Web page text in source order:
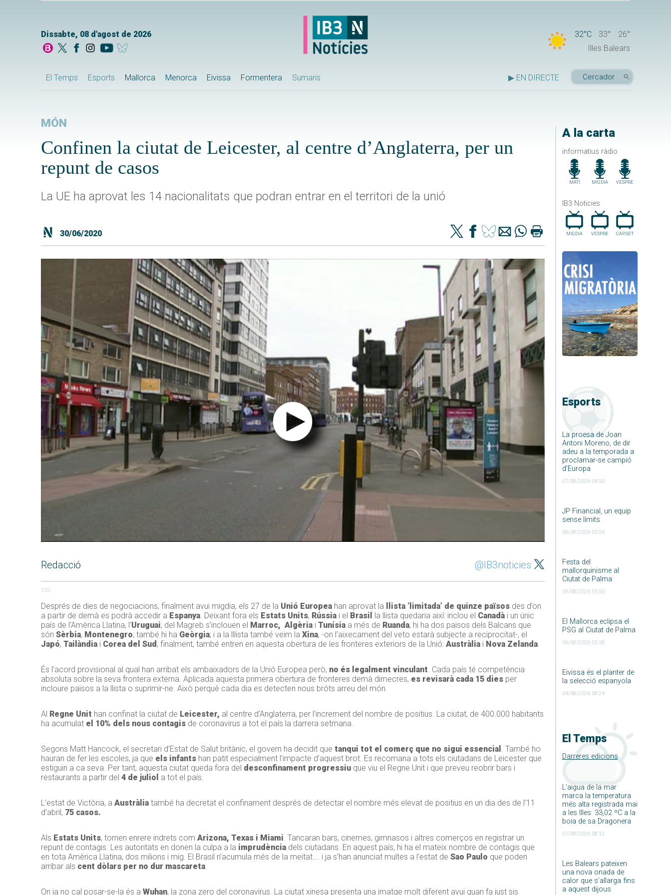
Dissabte, 08 d'agost de 2026 32°C 33°
26°
Illes Balears
El Temps Esports Mallorca Menorca Eivissa Formentera Sumaris ▶ EN DIRECTE
A la carta
informatius ràdio
MATÍ MIGDIA VESPRE
IB3 Noticies
MIGDIA VESPRE CAP.SET
Esports
La proesa de Joan
Antoni Moreno, de dir
adeu a la temporada a
proclamar-se campió
d’Europa
07/08/2026 04:50
JP Financial, un equip
sense límits
06/08/2026 05:54
Festa del
mallorquinisme al
Ciutat de Palma
06/08/2026 05:50
El Mallorca eclipsa el
PSG al Ciutat de Palma
06/08/2026 05:36
Eivissa és el planter de
la selecció espanyola
04/08/2026 08:24
El Temps
Darreres edicions
L’aigua de la mar
marca la temperatura
més alta registrada mai
a les Illes: 33,02 ºC a la
boia de sa Dragonera
07/08/2026 08:12
Les Balears pateixen
una nova onada de
calor que s’allarga fins
a aquest dijous
MÓN
Confinen la ciutat de Leicester, al centre d’Anglaterra, per un
repunt de casos
La UE ha aprovat les 14 nacionalitats que podran entrar en el territori de la unió
30/06/2020
Redacció @IB3noticies
155
Després de dies de negociacions, finalment avui migdia, els 27 de la Unió Europea han aprovat la llista ‘limitada’ de quinze països des d’on
a partir de demà es podrà accedir a Espanya. Deixant fora els Estats Units, Rússia i el Brasil la llista quedaria així: inclou el Canadà i un únic
país de l’Amèrica Llatina, l’Uruguai; del Magreb s’inclouen el Marroc, Algèria i Tunísia a més de Ruanda; hi ha dos països dels Balcans que
són Sèrbia, Montenegro; també hi ha Geòrgia; i a la lllista també veim la Xina, -on l’aixecament del veto estarà subjecte a reciprocitat-, el
Japó, Tailàndia i Corea del Sud ; finalment, també entren en aquesta obertura de les fronteres exteriors de la Unió: Austràlia i Nova Zelanda.
És l’acord provisional al qual han arribat els ambaixadors de la Unió Europea però, no és legalment vinculant. Cada país té competència
absoluta sobre la seva frontera externa. Aplicada aquesta primera obertura de fronteres demà dimecres, es revisarà cada 15 dies per
incloure països a la llista o suprimir-ne. Això perquè cada dia es detecten nous bróts arreu del món.
Al Regne Unit han confinat la ciutat de Leicester, al centre d’Anglaterra, per l’increment del nombre de positius. La ciutat, de 400.000 habitants
ha acumulat el 10% dels nous contagis de coronavirus a tot el país la darrera setmana.
Segons Matt Hancock, el secretari d’Estat de Salut britànic, el govern ha decidit que tanqui tot el comerç que no sigui essencial . També ho
hauran de fer les escoles, ja que els infants han patit especialment l’impacte d’aquest brot. Es recomana a tots els ciutadans de Leicester que
estiguin a ca seva. Per tant, aquesta ciutat queda fora del desconfinament progressiu que viu el Regne Unit i que preveu reobrir bars i
restaurants a partir del 4 de juliol a tot el país.
L’estat de Victòria, a Austràlia també ha decretat el confinament després de detectar el nombre més elevat de positius en un dia des de l’11
d’abril, 75 casos.
Als Estats Units, tornen enrere indrets com Arizona, Texas i Miami. Tancaran bars, cinemes, gimnasos i altres comerços en registrar un
repunt de contagis. Les autoritats en donen la culpa a la imprudència dels ciutadans. En aquest país, hi ha el mateix nombre de contagis que
en tota Amèrica Llatina, dos milions i mig. El Brasil n’acumula més de la meitat…. i ja s’han anunciat multes a l’estat de Sao Paulo que poden
arribar als cent dòlars per no dur mascareta.
On ja no cal posar-se-la és a Wuhan, la zona zero del coronavirus. La ciutat xinesa presenta una imatge molt diferent avui quan fa just sis